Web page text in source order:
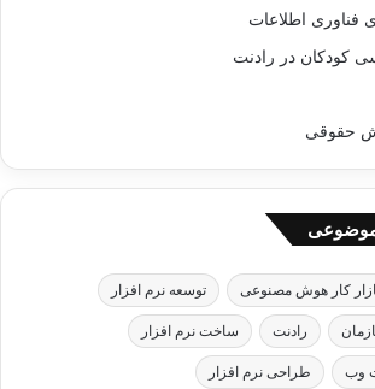
فناوری اطلاعات
کودکان در رادنت
حقوقی
کار هوش مصنوعی توسعه نرم افزار
رادنت ساخت نرم افزار
وب طراحی نرم افزار